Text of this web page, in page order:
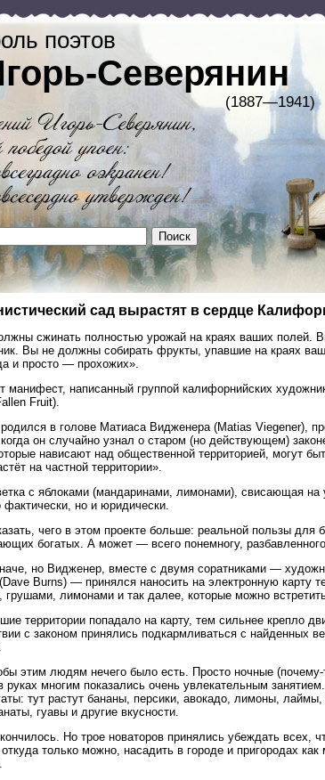
поэтов
Северянин
(1887—1941)
сад вырастят в сердце
сжинать полностью урожай на краях ваших
Вы не должны собирать фрукты, упавшие на краях
и просто — прохожих».
манифест, написанный группой калифорнийских
Fruit).
в голове Матиаса Видженера (Matias Viegener),
он случайно узнал о старом (но действующем)
нависают над общественной территорией, могут
на частной территории».
с яблоками (мандаринами, лимонами), свисающая на
фактически, но и юридически.
чего в этом проекте больше: реальной пользы для
богатых. А может — всего понемногу,
но Видженер, вместе с двумя соратниками —
Burns) — принялся наносить на электронную карту
грушами, лимонами и так далее, которые можно
территории попадало на карту, тем сильнее крепло
с законом принялись подкармливаться с найденных
этим людям нечего было есть. Просто ночные
руках многим показались очень увлекательным
тут растут бананы, персики, авокадо, лимоны,
гуавы и другие вкусности.
Но трое новаторов принялись убеждать всех,
только можно, насадить в городе и пригородах